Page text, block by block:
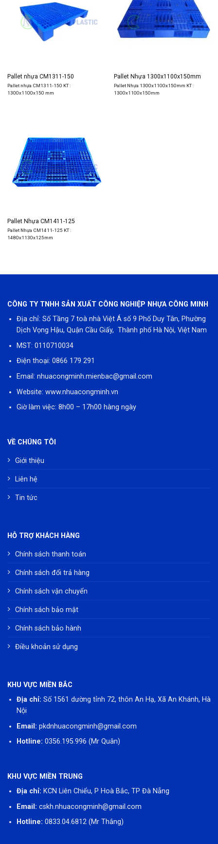
Pallet nhựa CM1311-150
Pallet nhựa CM1311-150 KT :
1300x1100x150 mm
Pallet Nhựa 1300x1100x150mm
Pallet Nhựa 1300x1100x150mm KT :
1300x1100x150mm
Pallet Nhựa CM1411-125
Pallet Nhựa CM1411-125 KT :
1480x1130x125mm
CÔNG TY TNHH SẢN XUẤT CÔNG NGHIỆP NHỰA CÔNG MINH
Địa chỉ: Số Tầng 7 toà nhà Việt Á số 9 Phố Duy Tân, Phường
Dịch Vọng Hậu, Quận Cầu Giấy, Thành phố Hà Nội, Việt Nam
MST: 0110710034
Điện thoại: 0866 179 291
Email: nhuacongminh.mienbac@gmail.com
Website: www.nhuacongminh.vn
Giờ làm việc: 8h00 – 17h00 hàng ngày
VỀ CHÚNG TÔI
Giới thiệu
Liên hệ
Tin tức
HỖ TRỢ KHÁCH HÀNG
Chính sách thanh toán
Chính sách đổi trả hàng
Chính sách vận chuyển
Chính sách bảo mật
Chính sách bảo hành
Điều khoản sử dụng
KHU VỰC MIỀN BẮC
Địa chỉ: Số 1561 dường tỉnh 72, thôn An Hạ, Xã An Khánh, Hà
Nội
Email: pkdnhuacongminh@gmail.com
Hotline: 0356.195.996 (Mr Quân)
KHU VỰC MIỀN TRUNG
Địa chỉ: KCN Liên Chiểu, P Hoà Bắc, TP Đà Nẵng
Email: cskh.nhuacongminh@gmail.com
Hotline: 0833.04.6812(Mr Thắng)